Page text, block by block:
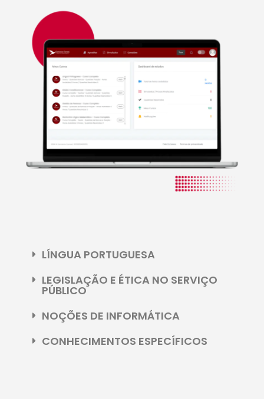
LÍNGUA PORTUGUESA
LEGISLAÇÃO E ÉTICA NO SERVIÇO
PÚBLICO
NOÇÕES DE INFORMÁTICA
CONHECIMENTOS ESPECÍFICOS